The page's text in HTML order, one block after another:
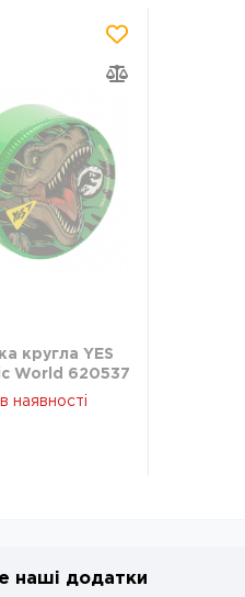
кругла YES
World 620537
наявності
наші додатки